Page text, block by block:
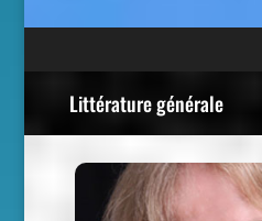
Littérature générale